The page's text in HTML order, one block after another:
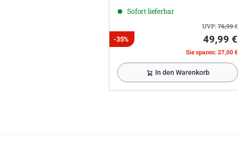
Sofort lieferbar
UVP:76,99€
-35% 49,99 €
Sie sparen: 27,00 €
In den Warenkorb